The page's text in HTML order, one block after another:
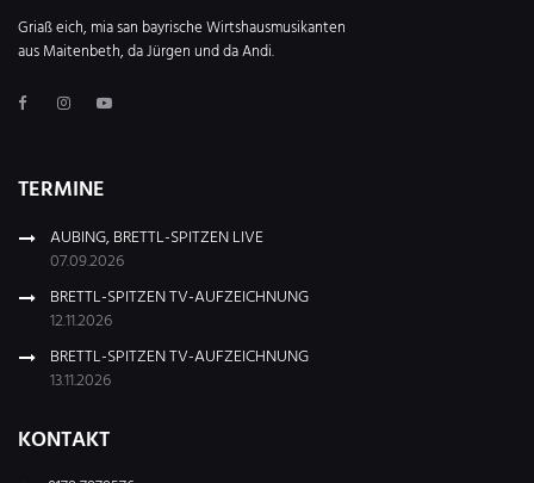
Griaß eich, mia san bayrische Wirtshausmusikanten
aus Maitenbeth, da Jürgen und da Andi.
TERMINE
AUBING, BRETTL-SPITZEN LIVE
07.09.2026
BRETTL-SPITZEN TV-AUFZEICHNUNG
12.11.2026
BRETTL-SPITZEN TV-AUFZEICHNUNG
13.11.2026
KONTAKT